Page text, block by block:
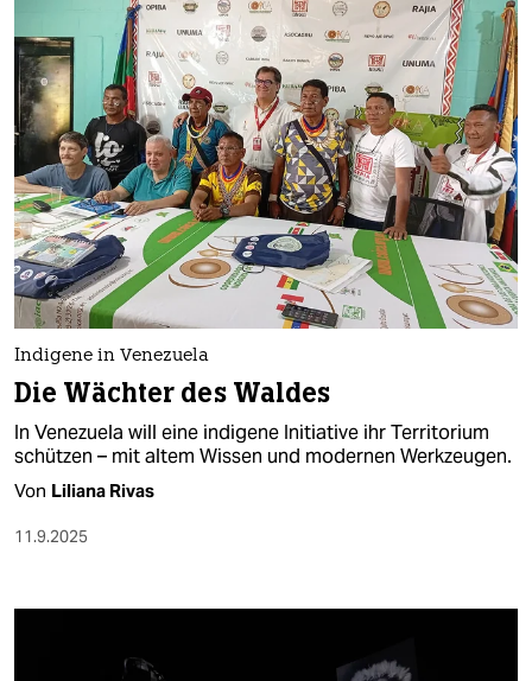
Indigene in Venezuela
Die Wächter des Waldes
In Venezuela will eine indigene Initiative ihr Territorium
schützen – mit altem Wissen und modernen Werkzeugen.
Von Liliana Rivas
11.9.2025